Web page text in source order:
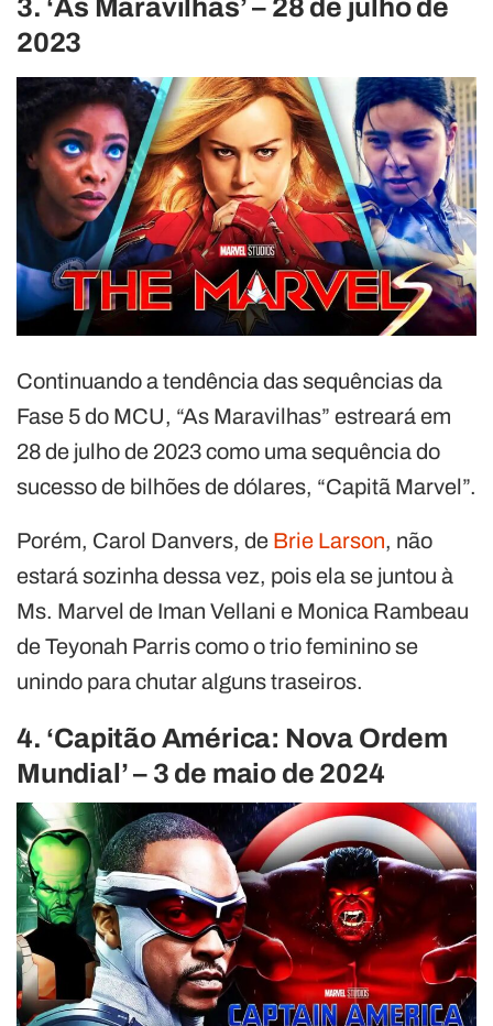
3. ‘As Maravilhas’ – 28 de julho de
2023
Continuando a tendência das sequências da
Fase 5 do MCU, “As Maravilhas” estreará em
28 de julho de 2023 como uma sequência do
sucesso de bilhões de dólares, “Capitã Marvel”.
Porém, Carol Danvers, de Brie Larson, não
estará sozinha dessa vez, pois ela se juntou à
Ms. Marvel de Iman Vellani e Monica Rambeau
de Teyonah Parris como o trio feminino se
unindo para chutar alguns traseiros.
4. ‘Capitão América: Nova Ordem
Mundial’ – 3 de maio de 2024